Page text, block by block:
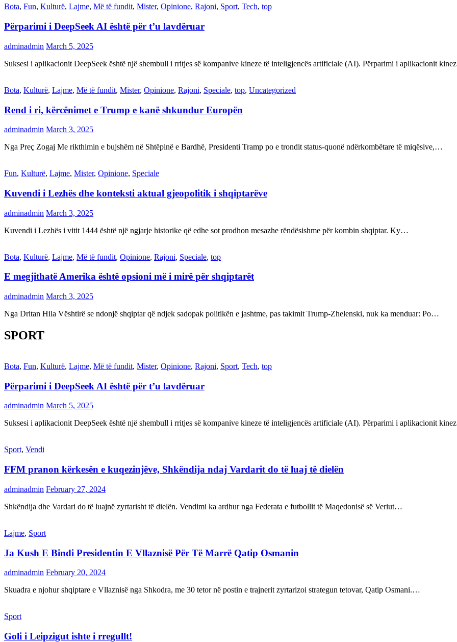
Bota, Fun, Kulturë, Lajme, Më të fundit, Mister, Opinione, Rajoni, Sport, Tech, top
Përparimi i DeepSeek AI është për t’u lavdëruar
adminadmin March 5, 2025
Suksesi i aplikacionit DeepSeek është një shembull i rritjes së kompanive kineze të inteligjencës artificiale (AI). Përparimi i aplikacionit
Bota, Kulturë, Lajme, Më të fundit, Mister, Opinione, Rajoni, Speciale, top, Uncategorized
Rend i ri, kërcënimet e Trump e kanë shkundur Europën
adminadmin March 3, 2025
Nga Preç Zogaj Me rikthimin e bujshëm në Shtëpinë e Bardhë, Presidenti Tramp po e trondit status-quonë ndërkombëtare të miqësive,…
Fun, Kulturë, Lajme, Mister, Opinione, Speciale
Kuvendi i Lezhës dhe konteksti aktual gjeopolitik i shqiptarëve
adminadmin March 3, 2025
Kuvendi i Lezhës i vitit 1444 është një ngjarje historike që edhe sot prodhon mesazhe rëndësishme për kombin shqiptar. Ky…
Bota, Kulturë, Lajme, Më të fundit, Opinione, Rajoni, Speciale, top
E megjithatë Amerika është opsioni më i mirë për shqiptarët
adminadmin March 3, 2025
Nga Dritan Hila Vështirë se ndonjë shqiptar që ndjek sadopak politikën e jashtme, pas takimit Trump-Zhelenski, nuk ka menduar: Po…
SPORT
Bota, Fun, Kulturë, Lajme, Më të fundit, Mister, Opinione, Rajoni, Sport, Tech, top
Përparimi i DeepSeek AI është për t’u lavdëruar
adminadmin March 5, 2025
Suksesi i aplikacionit DeepSeek është një shembull i rritjes së kompanive kineze të inteligjencës artificiale (AI). Përparimi i aplikacionit
Sport, Vendi
FFM pranon kërkesën e kuqezinjëve, Shkëndija ndaj Vardarit do të luaj të dielën
adminadmin February 27, 2024
Shkëndija dhe Vardari do të luajnë zyrtarisht të dielën. Vendimi ka ardhur nga Federata e futbollit të Maqedonisë së Veriut…
Lajme, Sport
Ja Kush E Bindi Presidentin E Vllaznisë Për Të Marrë Qatip Osmanin
adminadmin February 20, 2024
Skuadra e njohur shqiptare e Vllaznisë nga Shkodra, me 30 tetor në postin e trajnerit zyrtarizoi strategun tetovar, Qatip Osmani.…
Sport
Goli i Leipzigut ishte i rregullt!